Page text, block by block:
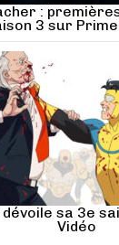
:
3 sur Prime
dévoile sa 3e
Vidéo